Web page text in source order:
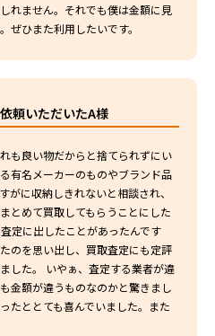
れません。それでも僕は金額に見
ぜひまた利用したいです。
頼いただいたA様
も良い物だからと捨てられずにい
有名メーカーのものやブランド品
がに収納しきれないと相談され、
とめて買取してもらうことにした
定に出したことがあったんです
のを思い出し、買取査定にも定評
した。 いやぁ、査定する業者が違
金額が違うものなのかと驚きまし
たととても喜んでいました。また